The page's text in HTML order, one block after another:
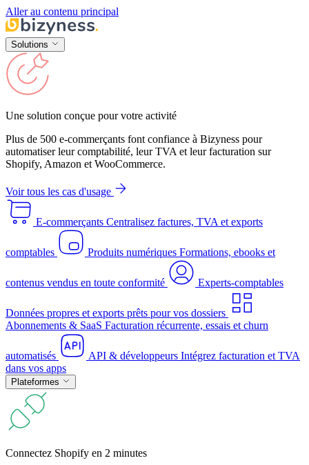
Aller au contenu principal
Solutions
Une solution conçue pour votre activité
Plus de 500 e-commerçants font confiance à Bizyness pour
automatiser leur comptabilité, leur TVA et leur facturation sur
Shopify, Amazon et WooCommerce.
Voir tous les cas d'usage
E-commerçants Centralisez factures, TVA et exports
comptables Produits numériques Formations, ebooks et
contenus vendus en toute conformité Experts-comptables
Données propres et exports prêts pour vos dossiers
Abonnements & SaaS Facturation récurrente, essais et churn
automatisés API & développeurs Intégrez facturation et TVA
dans vos apps
Plateformes
Connectez Shopify en 2 minutes